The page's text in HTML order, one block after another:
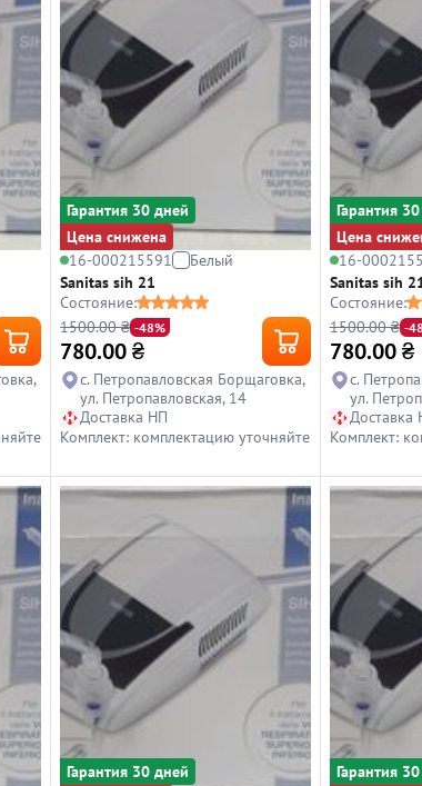
Гарантия 30 дней
Цена снижена
16-000215591
Белый
Sanitas sih 21
Состояние:
1500.00 ₴ -48%
780.00 ₴
с. Петропавловская Борщаговка,
ул. Петропавловская, 14
Доставка НП
Комплект: комплектацию уточняйте
Гарантия
Цена
16-
Sanitas sih
Состояние:
1500.00 ₴ -
780.00 ₴
с.
ул.
Доставка
Комплект:
Гарантия 30 дней
Гарантия